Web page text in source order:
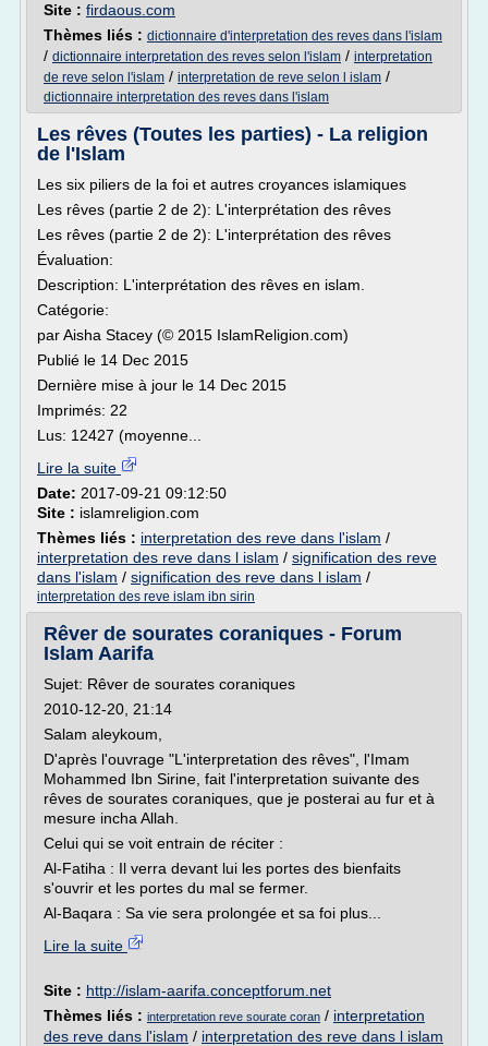
Site : firdaous.com
Thèmes liés : dictionnaire d'interpretation des reves dans l'islam
/ dictionnaire interpretation des reves selon l'islam / interpretation
de reve selon l'islam / interpretation de reve selon l islam /
dictionnaire interpretation des reves dans l'islam
Les rêves (Toutes les parties) - La religion
de l'Islam
Les six piliers de la foi et autres croyances islamiques
Les rêves (partie 2 de 2): L'interprétation des rêves
Les rêves (partie 2 de 2): L'interprétation des rêves
Évaluation:
Description: L'interprétation des rêves en islam.
Catégorie:
par Aisha Stacey (© 2015 IslamReligion.com)
Publié le 14 Dec 2015
Dernière mise à jour le 14 Dec 2015
Imprimés: 22
Lus: 12427 (moyenne...
Lire la suite
Date: 2017-09-21 09:12:50
Site : islamreligion.com
Thèmes liés : interpretation des reve dans l'islam /
interpretation des reve dans l islam / signification des reve
dans l'islam / signification des reve dans l islam /
interpretation des reve islam ibn sirin
Rêver de sourates coraniques - Forum
Islam Aarifa
Sujet: Rêver de sourates coraniques
2010-12-20, 21:14
Salam aleykoum,
D'après l'ouvrage "L'interpretation des rêves", l'Imam
Mohammed Ibn Sirine, fait l'interpretation suivante des
rêves de sourates coraniques, que je posterai au fur et à
mesure incha Allah.
Celui qui se voit entrain de réciter :
Al-Fatiha : Il verra devant lui les portes des bienfaits
s'ouvrir et les portes du mal se fermer.
Al-Baqara : Sa vie sera prolongée et sa foi plus...
Lire la suite
Site : http://islam-aarifa.conceptforum.net
Thèmes liés : interpretation reve sourate coran / interpretation
des reve dans l'islam / interpretation des reve dans l islam